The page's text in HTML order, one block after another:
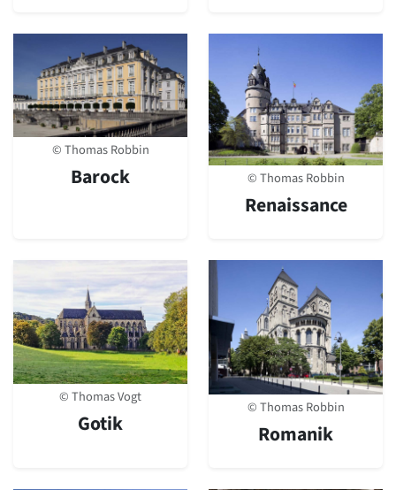
© Thomas Robbin
Barock © Thomas Robbin
Renaissance
© Thomas Vogt
Gotik
© Thomas Robbin
Romanik